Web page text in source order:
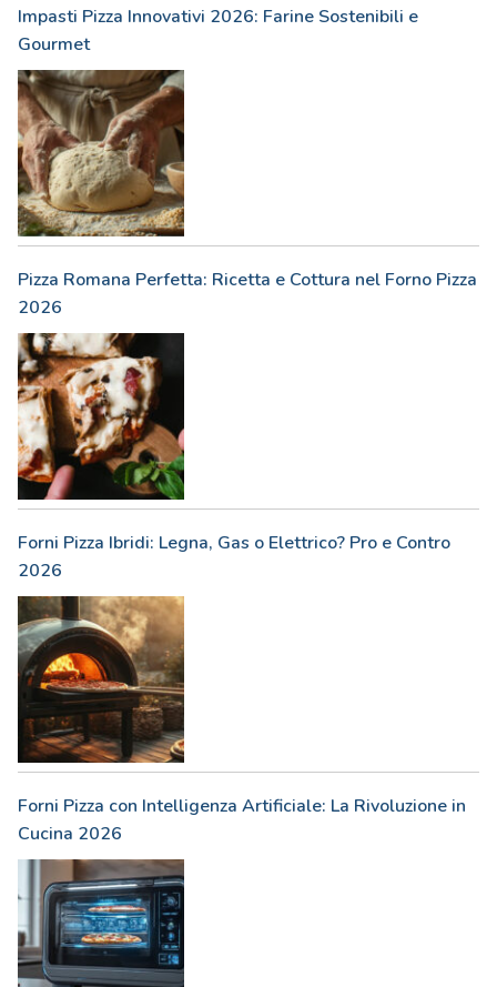
Impasti Pizza Innovativi 2026: Farine Sostenibili e
Gourmet
Pizza Romana Perfetta: Ricetta e Cottura nel Forno Pizza
2026
Forni Pizza Ibridi: Legna, Gas o Elettrico? Pro e Contro
2026
Forni Pizza con Intelligenza Artificiale: La Rivoluzione in
Cucina 2026